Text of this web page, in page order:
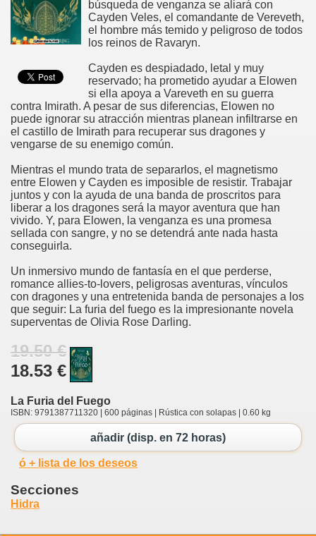
búsqueda de venganza se aliará con
Cayden Veles, el comandante de Vereveth,
el hombre más temido y peligroso de todos
los reinos de Ravaryn.
Cayden es despiadado, letal y muy
reservado; ha prometido ayudar a Elowen
si ella apoya a Vareveth en su guerra
contra Imirath. A pesar de sus diferencias, Elowen no
puede ignorar su atracción mientras planean infiltrarse en
el castillo de Imirath para recuperar sus dragones y
vengarse de su enemigo común.
Mientras el mundo trata de separarlos, el magnetismo
entre Elowen y Cayden es imposible de resistir. Trabajar
juntos y con la ayuda de una banda de proscritos para
liberar a los dragones será la mayor aventura que han
vivido. Y, para Elowen, la venganza es una promesa
sellada con sangre, y no se detendrá ante nada hasta
conseguirla.
Un inmersivo mundo de fantasía en el que perderse,
romance allies-to-lovers, peligrosas aventuras, vínculos
con dragones y una entretenida banda de personajes a los
que seguir: La furia del fuego es la impresionante novela
superventas de Olivia Rose Darling.
19.50 €
18.53 €
La Furia del Fuego
ISBN: 9791387711320 | 600 páginas | Rústica con solapas | 0.60 kg
añadir (disp. en 72 horas)
ó + lista de los deseos
Secciones
Hidra